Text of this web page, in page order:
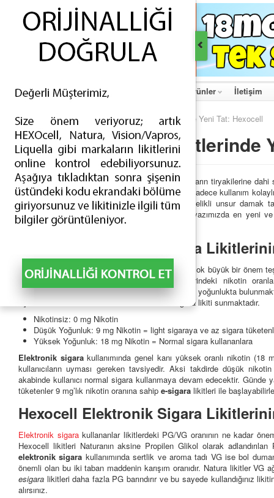
Ana Sayfa Hakkımızda Ürünler İletişim
Ana Sayfa >Haberler > Elektronik Sigara Likitlerinde Yeni Tat: Hexocell
Elektronik Sigara Likitlerinde
Uzun süre boyunca sigaradan vazgeçememiş yılların tiryakilerine dahi
edilmeye başlandı. Ancak elektronik sigara size sadece kullanım
Elektronik sigarakullanımına geçenler için öncelikli unsur damak
karışımı tabanıyla alternatif bir tat sunuyor. Bu yazımızda en yeni
istedik.
Hexocell Elektronik Sigara
Elektronik sigarakullanıcıları için nikotin oranları çok büyük bir önem
bu nedenle öncelikleelektronik sigara likitlerindeki nikotin
Piyasada yer alanesigaralikitlerinde nikotin farklı yoğunlukta
üç farklı oranda nikotin barındıranelektronik sigaralikiti sunmaktadır.
Nikotinsiz: 0 mg Nikotin
Düşük Yoğunluk: 9 mg Nikotin = light sigaraya ve az sigara
Yüksek Yoğunluk: 18 mg Nikotin = Normal sigara kullananlara
Elektronik sigarakullanımında genel kanı yüksek oranlı nikotin
kullanıcıların uyması gereken tavsiyedir. Aksi takdirde düşük
akabinde kullanıcı normal sigara kullanmaya devam edecektir. Günde
tüketenler 9 mg’lık nikotin oranına sahip e-sigara likitleri ile
Hexocell Elektronik Sigara
Elektronik sigarakullananlar likitlerdeki PG/VG oranının ne kadar
Hexocell likitleri Naturanın aksine Propilen Glikol olarak
elektronik sigara kullanımında sertlik ve aroma tadı VG ise bol
önemli olan bu iki taban maddenin karışım oranıdır. Natura likitler VG
esigara likitleri daha fazla PG barındırır ve bu sayede kullandığınız
alırsınız.